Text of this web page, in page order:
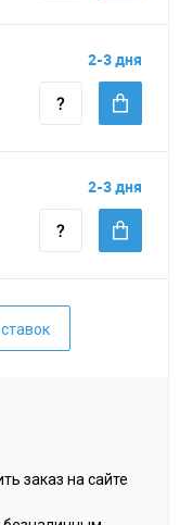
2-3 дня
2-3 дня
заказ на сайте